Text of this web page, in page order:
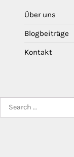
Über uns
Blogbeiträge
Kontakt
Search
for: